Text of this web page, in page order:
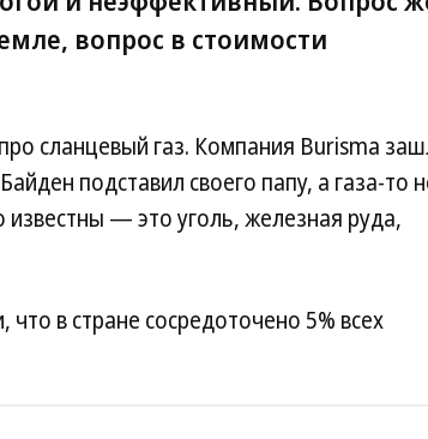
вопрос в стоимости
сланцевый газ. Компания Burisma
подставил своего папу, а газа-то
— это уголь, железная руда,
в стране сосредоточено 5% всех